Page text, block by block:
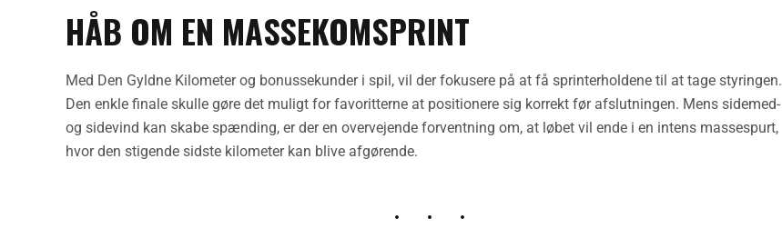
HÅB OM EN MASSEKOMSPRINT
Med Den Gyldne Kilometer og bonussekunder i spil, vil der fokusere på at få sprinterholdene til at tage styringen.
Den enkle finale skulle gøre det muligt for favoritterne at positionere sig korrekt før afslutningen. Mens sidemed-
og sidevind kan skabe spænding, er der en overvejende forventning om, at løbet vil ende i en intens massespurt,
hvor den stigende sidste kilometer kan blive afgørende.